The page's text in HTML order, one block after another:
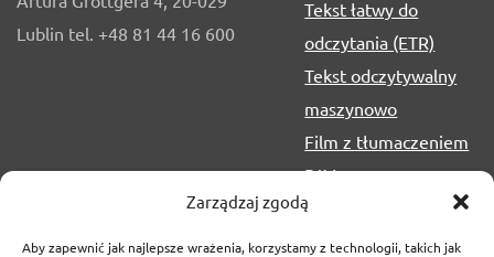
Zarządzaj zgodą
Aby zapewnić jak najlepsze wrażenia, korzystamy z technologii, takich jak
Lublin tel. +48 81 44 16 600
Tekst łatwy do
odczytania (ETR)
Tekst odczytywalny
maszynowo
Film z tłumaczeniem
PJM